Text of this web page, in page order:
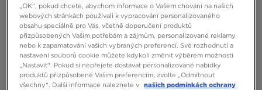
„OK“, pokud chcete, abychom informace o Vašem chování na našich
webových stránkách používali k vypracování personalizovaného
obsahu speciálně pro Vás, včetně doporučení produktů
přizpůsobených Vašim potřebám a zájmům, personalizované reklamy
nebo k zapamatování vašich vybraných preferencí. Své rozhodnutí a
nastavení souborů cookie můžete kdykoli změnit výběrem možnosti
„Nastavit“. Pokud si nepřejete dostávat personalizované nabídky
produktů přizpůsobené Vašim preferencím, zvolte „Odmítnout
všechny“. Další informace naleznete v našich podmínkách ochrany